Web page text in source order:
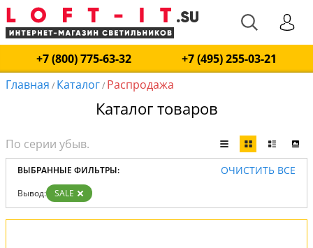
+7 (800) 775-63-32
+7 (495) 255-03-21
Главная / Каталог/ Распродажа
Каталог товаров
ВЫБРАННЫЕ ФИЛЬТРЫ: ОЧИСТИТЬ ВСЕ
Вывод: SALE